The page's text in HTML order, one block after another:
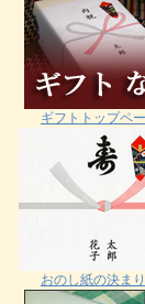
ギフトトップペ
おのし紙の決ま